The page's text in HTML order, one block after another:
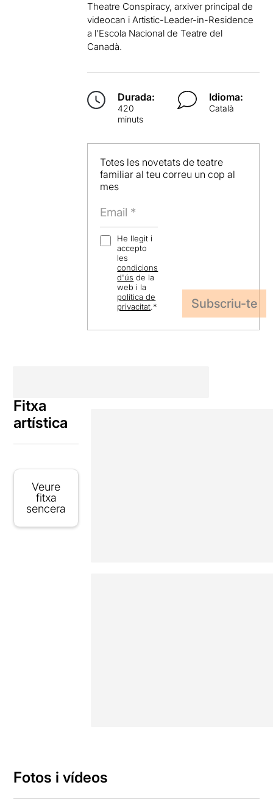
Theatre Conspiracy, arxiver principal de
videocan i Artistic-Leader-in-Residence
a l’Escola Nacional de Teatre del
Canadà.
Durada:
420
minuts
Idioma:
Català
Totes les novetats de teatre
familiar al teu correu un cop al
mes
He llegit i
accepto
les
condicions
d'ús de la
web i la
política de
privacitat.*
Fitxa
artística
Veure
fitxa
sencera
Fotos i vídeos